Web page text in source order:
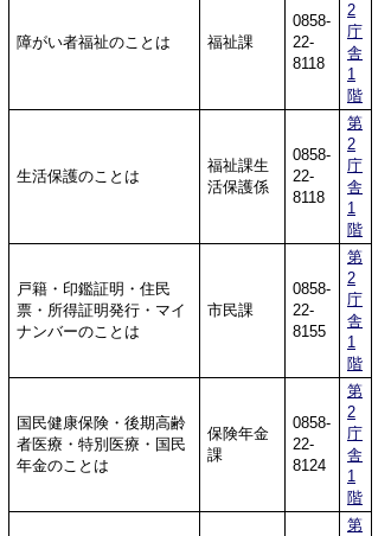
障がい者福祉のことは 福祉課
0858-
22-
8118
2
庁
舎
1
階
生活保護のことは
福祉課生
活保護係
0858-
22-
8118
第
2
庁
舎
1
階
戸籍・印鑑証明・住民
票・所得証明発行・マイ
ナンバーのことは
市民課
0858-
22-
8155
第
2
庁
舎
1
階
国民健康保険・後期高齢
者医療・特別医療・国民
年金のことは
保険年金
課
0858-
22-
8124
第
2
庁
舎
1
階
第